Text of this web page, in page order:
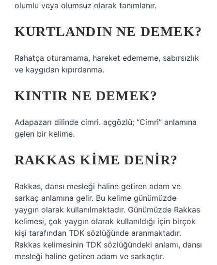
olumlu veya olumsuz olarak tanımlanır.
KURTLANDIN NE DEMEK?
Rahatça oturamama, hareket edememe, sabırsızlık
ve kaygıdan kıpırdanma.
KINTIR NE DEMEK?
Adapazarı dilinde cimri. açgözlü; “Cimri” anlamına
gelen bir kelime.
RAKKAS KIME DENIR?
Rakkas, dansı mesleği haline getiren adam ve
sarkaç anlamına gelir. Bu kelime günümüzde
yaygın olarak kullanılmaktadır. Günümüzde Rakkas
kelimesi, çok yaygın olarak kullanıldığı için birçok
kişi tarafından TDK sözlüğünde aranmaktadır.
Rakkas kelimesinin TDK sözlüğündeki anlamı, dansı
mesleği haline getiren adam ve sarkaçtır.